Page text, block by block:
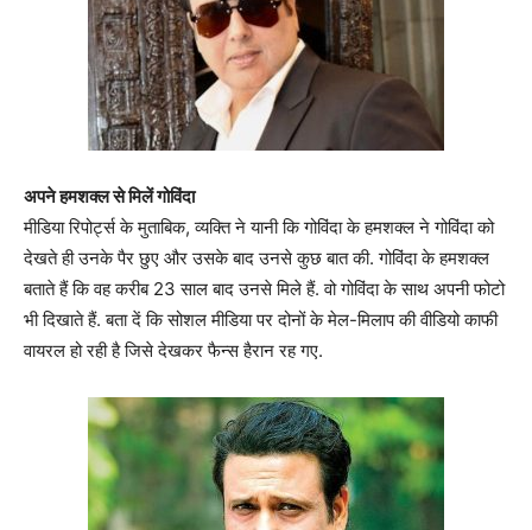
अपने हमशक्ल से मिलें गोविंदा
मीडिया रिपोर्ट्स के मुताबिक, व्यक्ति ने यानी कि गोविंदा के हमशक्ल ने गोविंदा को
देखते ही उनके पैर छुए और उसके बाद उनसे कुछ बात की. गोविंदा के हमशक्ल
बताते हैं कि वह करीब 23 साल बाद उनसे मिले हैं. वो गोविंदा के साथ अपनी फोटो
भी दिखाते हैं. बता दें कि सोशल मीडिया पर दोनों के मेल-मिलाप की वीडियो काफी
वायरल हो रही है जिसे देखकर फैन्स हैरान रह गए.